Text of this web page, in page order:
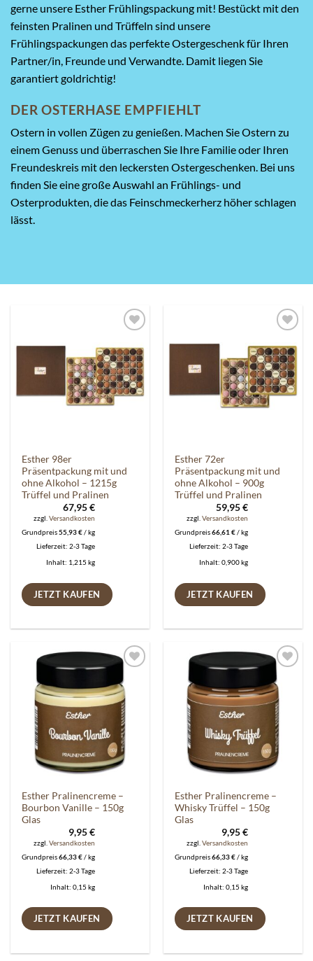
gerne unsere Esther Frühlingspackung mit! Bestückt mit den
feinsten Pralinen und Trüffeln sind unsere
Frühlingspackungen das perfekte Ostergeschenk für Ihren
Partner/in, Freunde und Verwandte. Damit liegen Sie
garantiert goldrichtig!
DER OSTERHASE EMPFIEHLT
Ostern in vollen Zügen zu genießen. Machen Sie Ostern zu
einem Genuss und überraschen Sie Ihre Familie oder Ihren
Freundeskreis mit den leckersten Ostergeschenken. Bei uns
finden Sie eine große Auswahl an Frühlings- und
Osterprodukten, die das Feinschmeckerherz höher schlagen
lässt.
Wunschliste
Esther 98er
Präsentpackung mit und
ohne Alkohol – 1215g
Trüffel und Pralinen
67,95€
zzgl.Versandkosten
Grundpreis55,93€/kg
Lieferzeit:2-3 Tage
Inhalt: 1,215kg
JETZT KAUFEN
Wunschliste
Esther 72er
Präsentpackung mit und
ohne Alkohol – 900g
Trüffel und Pralinen
59,95€
zzgl.Versandkosten
Grundpreis66,61€/kg
Lieferzeit:2-3 Tage
Inhalt: 0,900kg
JETZT KAUFEN
Wunschliste
Esther Pralinencreme –
Bourbon Vanille – 150g
Glas
9,95€
zzgl.Versandkosten
Grundpreis66,33€/kg
Lieferzeit:2-3 Tage
Inhalt: 0,15kg
JETZT KAUFEN
Auf die
Wunschliste
Esther Pralinencreme –
Whisky Trüffel – 150g
Glas
9,95€
zzgl.Versandkosten
Grundpreis66,33€/kg
Lieferzeit:2-3 Tage
Inhalt: 0,15kg
JETZT KAUFEN